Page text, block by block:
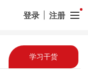
登录 注册
学习干货